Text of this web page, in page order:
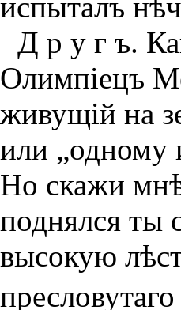
Д р у г ъ.
Олимпiецъ
живущiй на
или „одному
Но скажи
поднялся ты
высокую